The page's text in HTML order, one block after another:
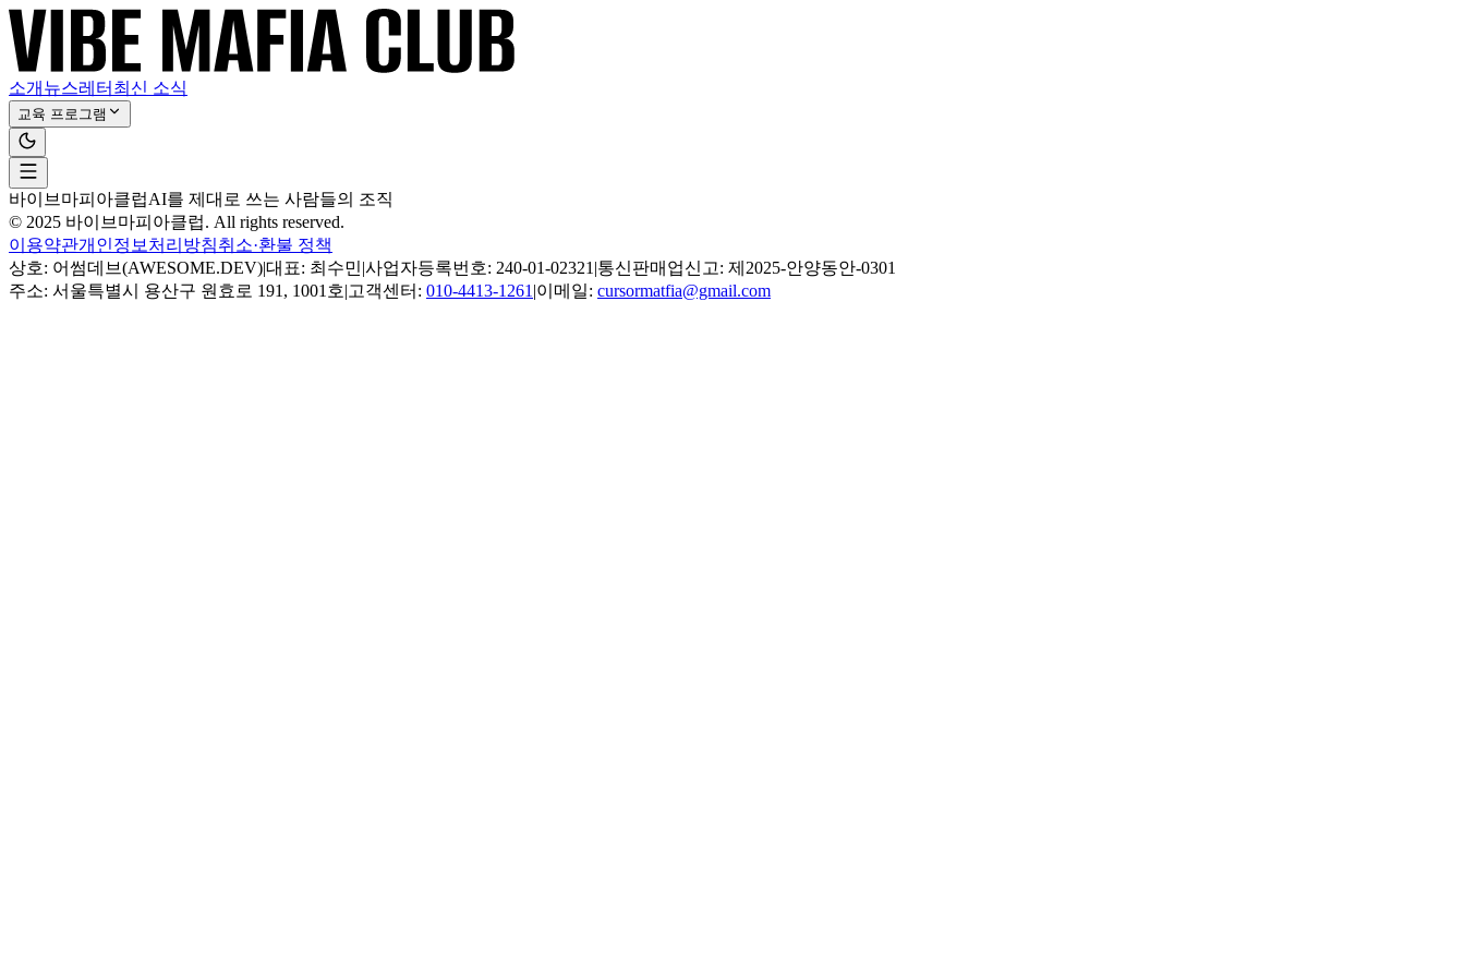
소개 뉴스레터 최신 소식
교육 프로그램
바이브마피아클럽AI를 제대로 쓰는 사람들의 조직
© 2025 바이브마피아클럽. All rights reserved.
이용약관개인정보처리방침취소·환불 정책
상호: 어썸데브(AWESOME.DEV)|대표: 최수민|사업자등록번호: 240-01-02321 |통신판매업신고: 제2025-안양동안-0301
주소: 서울특별시 용산구 원효로 191, 1001호|고객센터: 010-4413-1261 |이메일: cursormatfia@gmail.com